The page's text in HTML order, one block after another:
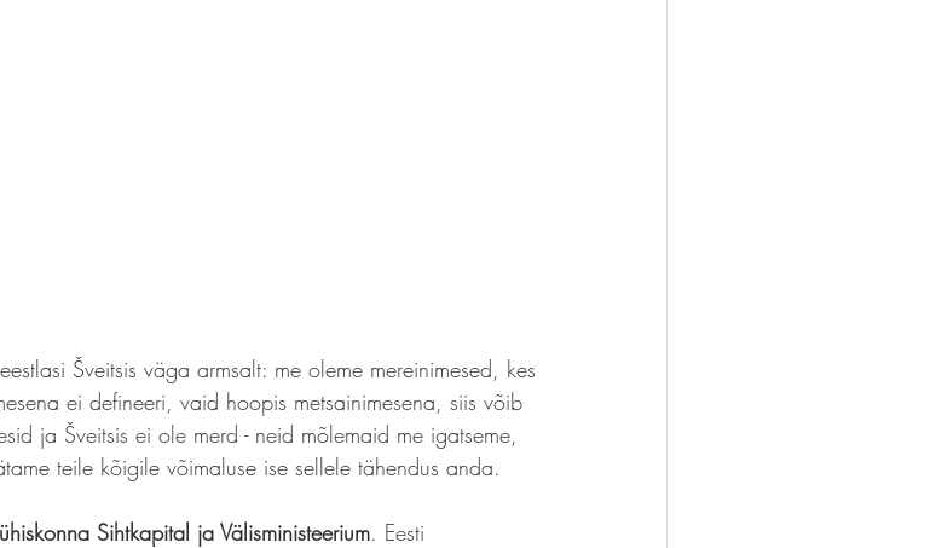
Šveitsis väga armsalt: me oleme mereinimesed, kes
ei defineeri, vaid hoopis metsainimesena, siis võib
ja Šveitsis ei ole merd - neid mõlemaid me igatseme,
teile kõigile võimaluse ise sellele tähendus anda.
Sihtkapital ja Välisministeerium. Eesti